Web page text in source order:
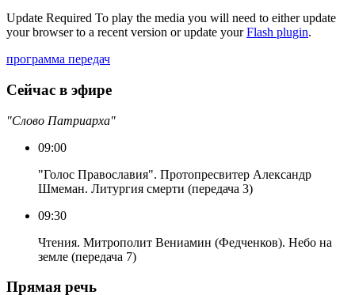
Update Required To play the media you will need to either update
your browser to a recent version or update yourFlash plugin.
программа передач
Сейчас в эфире
"Слово Патриарха"
09:00
"Голос Православия". Протопресвитер Александр
Шмеман. Литургия смерти (передача 3)
09:30
Чтения. Митрополит Вениамин (Федченков). Небо на
земле (передача 7)
Прямая речь